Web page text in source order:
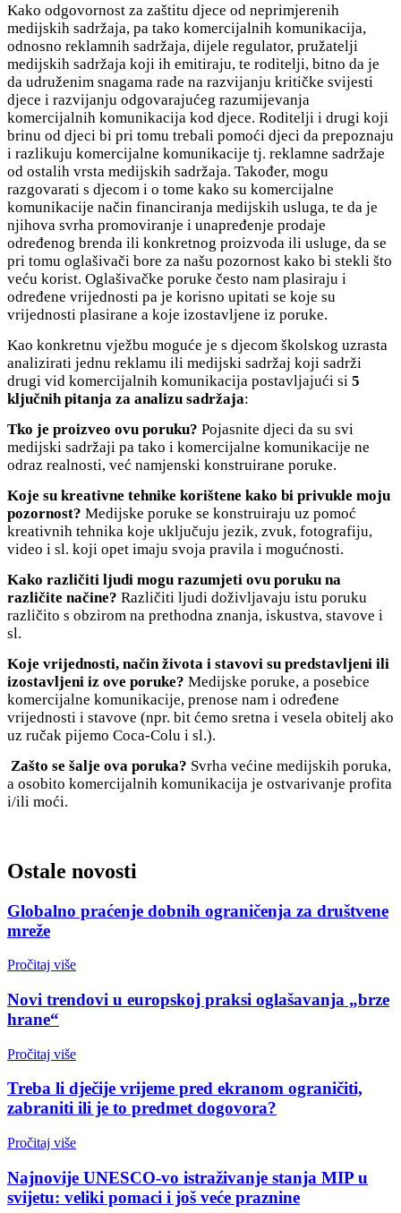
Kako odgovornost za zaštitu djece od neprimjerenih
medijskih sadržaja, pa tako komercijalnih komunikacija,
odnosno reklamnih sadržaja, dijele regulator, pružatelji
medijskih sadržaja koji ih emitiraju, te roditelji, bitno da je
da udruženim snagama rade na razvijanju kritičke svijesti
djece i razvijanju odgovarajućeg razumijevanja
komercijalnih komunikacija kod djece. Roditelji i drugi koji
brinu od djeci bi pri tomu trebali pomoći djeci da prepoznaju
i razlikuju komercijalne komunikacije tj. reklamne sadržaje
od ostalih vrsta medijskih sadržaja. Također, mogu
razgovarati s djecom i o tome kako su komercijalne
komunikacije način financiranja medijskih usluga, te da je
njihova svrha promoviranje i unapređenje prodaje
određenog brenda ili konkretnog proizvoda ili usluge, da se
pri tomu oglašivači bore za našu pozornost kako bi stekli što
veću korist. Oglašivačke poruke često nam plasiraju i
određene vrijednosti pa je korisno upitati se koje su
vrijednosti plasirane a koje izostavljene iz poruke.
Kao konkretnu vježbu moguće je s djecom školskog uzrasta
analizirati jednu reklamu ili medijski sadržaj koji sadrži
drugi vid komercijalnih komunikacija postavljajući si 5
ključnih pitanja za analizu sadržaja:
Tko je proizveo ovu poruku? Pojasnite djeci da su svi
medijski sadržaji pa tako i komercijalne komunikacije ne
odraz realnosti, već namjenski konstruirane poruke.
Koje su kreativne tehnike korištene kako bi privukle moju
pozornost? Medijske poruke se konstruiraju uz pomoć
kreativnih tehnika koje uključuju jezik, zvuk, fotografiju,
video i sl. koji opet imaju svoja pravila i mogućnosti.
Kako različiti ljudi mogu razumjeti ovu poruku na
različite načine? Različiti ljudi doživljavaju istu poruku
različito s obzirom na prethodna znanja, iskustva, stavove i
sl.
Koje vrijednosti, način života i stavovi su predstavljeni ili
izostavljeni iz ove poruke? Medijske poruke, a posebice
komercijalne komunikacije, prenose nam i određene
vrijednosti i stavove (npr. bit ćemo sretna i vesela obitelj ako
uz ručak pijemo Coca-Colu i sl.).
Zašto se šalje ova poruka? Svrha većine medijskih poruka,
a osobito komercijalnih komunikacija je ostvarivanje profita
i/ili moći.
Ostale novosti
Globalno praćenje dobnih ograničenja za društvene
mreže
Pročitaj više
Novi trendovi u europskoj praksi oglašavanja „brze
hrane“
Pročitaj više
Treba li dječije vrijeme pred ekranom ograničiti,
zabraniti ili je to predmet dogovora?
Pročitaj više
Najnovije UNESCO-vo istraživanje stanja MIP u
svijetu: veliki pomaci i još veće praznine